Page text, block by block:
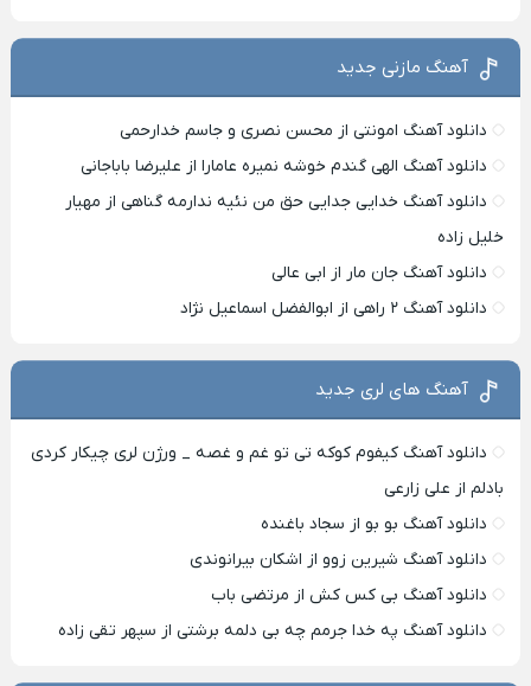
آهنگ مازنی جدید
دانلود آهنگ امونتی از محسن نصری و جاسم خدارحمی
دانلود آهنگ الهی گندم خوشه نمیره عامارا از علیرضا باباجانی
دانلود آهنگ خدایی جدایی حق من نئیه ندارمه گناهی از مهیار
خلیل زاده
دانلود آهنگ جان مار از ابی عالی
دانلود آهنگ ۲ راهی از ابوالفضل اسماعیل نژاد
آهنگ های لری جدید
دانلود آهنگ کیفوم کوکه تی تو غم و غصه _ ورژن لری چیکار کردی
بادلم از علی زارعی
دانلود آهنگ بو بو از سجاد باغنده
دانلود آهنگ شیرین زوو از اشکان بیرانوندی
دانلود آهنگ بی کس کش از مرتضی باب
دانلود آهنگ په خدا جرمم چه بی دلمه برشتی از سپهر تقی زاده